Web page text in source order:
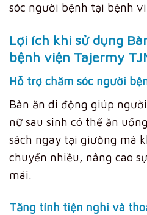
sóc người bệnh tại bệnh
Lợi ích khi sử dụng
bệnh viện Tajermy
Hỗ trợ chăm sóc người
Bàn ăn di động giúp
nữ sau sinh có thể ăn
sách ngay tại giường mà
chuyển nhiều, nâng cao
mái.
Tăng tính tiện nghi và